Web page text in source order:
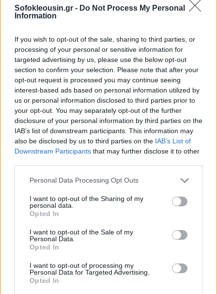
Sofokleousin.gr - Do Not Process My Personal
Information
If you wish to opt-out of the sale, sharing to third parties, or
processing of your personal or sensitive information for
targeted advertising by us, please use the below opt-out
section to confirm your selection. Please note that after your
opt-out request is processed you may continue seeing
interest-based ads based on personal information utilized by
us or personal information disclosed to third parties prior to
your opt-out. You may separately opt-out of the further
disclosure of your personal information by third parties on the
IAB’s list of downstream participants. This information may
also be disclosed by us to third parties on the IAB’s List of
Downstream Participants that may further disclose it to other
Personal Data Processing Opt Outs
I want to opt-out of the Sharing of my
personal data.
Opted In
I want to opt-out of the Sale of my
Personal Data.
Opted In
I want to opt-out of processing my
Personal Data for Targeted Advertising.
Opted In